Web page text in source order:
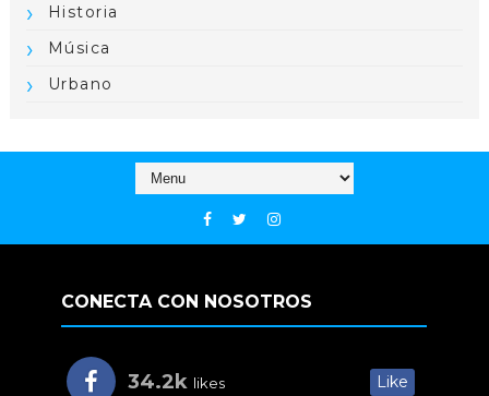
Historia
Música
Urbano
CONECTA CON NOSOTROS
34.2k likes Like